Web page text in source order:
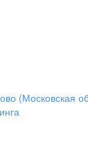
(Московская